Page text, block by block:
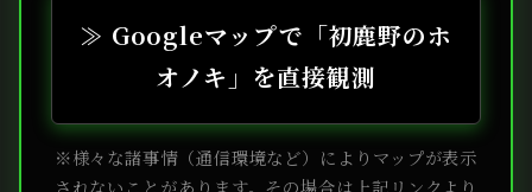
≫ Googleマップで「初鹿野のホ
オノキ」を直接観測
※様々な諸事情（通信環境など）によりマップが表示
されないことがあります。その場合は上記リンクより